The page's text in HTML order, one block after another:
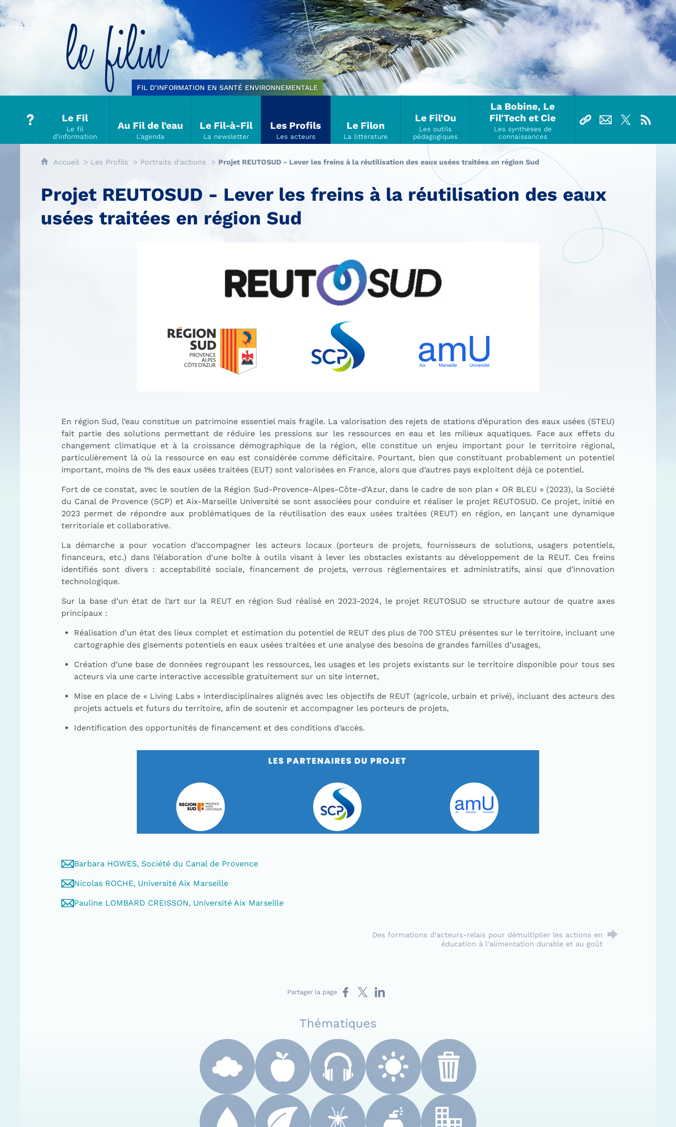
FIL D’INFORMATION EN SANTÉ ENVIRONNEMENTALE
Le Fil
Au Fil de l'eau Le Fil-à-Fil Les Profils Le Filon
Le Fil'Ou
La Bobine, Le
Fil'Tech et Cie
Accueil Les Profils Portraits d'actions Projet REUTOSUD - Lever les freins à la réutilisation des eaux usées traitées en région Sud
Projet REUTOSUD - Lever les freins à la réutilisation des eaux
usées traitées en région Sud
En région Sud, l’eau constitue un patrimoine essentiel mais fragile. La valorisation des rejets de stations d’épuration des eaux usées (STEU)
fait partie des solutions permettant de réduire les pressions sur les ressources en eau et les milieux aquatiques. Face aux effets du
changement climatique et à la croissance démographique de la région, elle constitue un enjeu important pour le territoire régional,
particulièrement là où la ressource en eau est considérée comme déficitaire. Pourtant, bien que constituant probablement un potentiel
important, moins de 1% des eaux usées traitées (EUT) sont valorisées en France, alors que d’autres pays exploitent déjà ce potentiel.
Fort de ce constat, avec le soutien de la Région Sud-Provence-Alpes-Côte-d'Azur, dans le cadre de son plan « OR BLEU » (2023), la Société
du Canal de Provence (SCP) et Aix-Marseille Université se sont associées pour conduire et réaliser le projet REUTOSUD. Ce projet, initié en
2023 permet de répondre aux problématiques de la réutilisation des eaux usées traitées (REUT) en région, en lançant une dynamique
territoriale et collaborative.
La démarche a pour vocation d’accompagner les acteurs locaux (porteurs de projets, fournisseurs de solutions, usagers potentiels,
financeurs, etc.) dans l’élaboration d'une boîte à outils visant à lever les obstacles existants au développement de la REUT. Ces freins
identifiés sont divers : acceptabilité sociale, financement de projets, verrous réglementaires et administratifs, ainsi que d’innovation
technologique.
Sur la base d’un état de l’art sur la REUT en région Sud réalisé en 2023-2024, le projet REUTOSUD se structure autour de quatre axes
principaux :
Réalisation d’un état des lieux complet et estimation du potentiel de REUT des plus de 700 STEU présentes sur le territoire, incluant une
cartographie des gisements potentiels en eaux usées traitées et une analyse des besoins de grandes familles d’usages,
Création d’une base de données regroupant les ressources, les usages et les projets existants sur le territoire disponible pour tous ses
acteurs via une carte interactive accessible gratuitement sur un site internet,
Mise en place de « Living Labs » interdisciplinaires alignés avec les objectifs de REUT (agricole, urbain et privé), incluant des acteurs des
projets actuels et futurs du territoire, afin de soutenir et accompagner les porteurs de projets,
Identification des opportunités de financement et des conditions d’accès.
Barbara HOWES, Société du Canal de Provence
Nicolas ROCHE, Université Aix Marseille
Pauline LOMBARD CREISSON, Université Aix Marseille
Des formations d’acteurs-relais pour démultiplier les actions en
éducation à l’alimentation durable et au goût
Partager la page Partager sur Facebook
Partager sur X
Partager sur LinkedIn
Thématiques